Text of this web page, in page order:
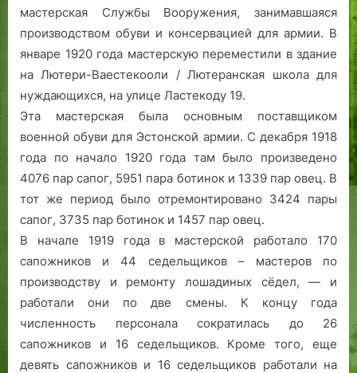
мастерская Службы Вооружения, занимавшаяся
производством обуви и консервацией для армии. В
январе 1920 года мастерскую переместили в здание
на Лютери-Ваестекооли / Лютеранская школа для
нуждающихся, на улице Ластекоду 19.
Эта мастерская была основным поставщиком
военной обуви для Эстонской армии. С декабря 1918
года по начало 1920 года там было произведено
4076 пар сапог, 5951 пара ботинок и 1339 пар овец. В
тот же период было отремонтировано 3424 пары
сапог, 3735 пар ботинок и 1457 пар овец.
В начале 1919 года в мастерской работало 170
сапожников и 44 седельщиков – мастеров по
производству и ремонту лошадиных сёдел, — и
работали они по две смены. К концу года
численность персонала сократилась до 26
сапожников и 16 седельщиков. Кроме того, еще
девять сапожников и 16 седельщиков работали на